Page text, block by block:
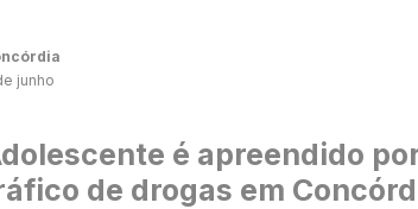
junho
é apreendido
de drogas em